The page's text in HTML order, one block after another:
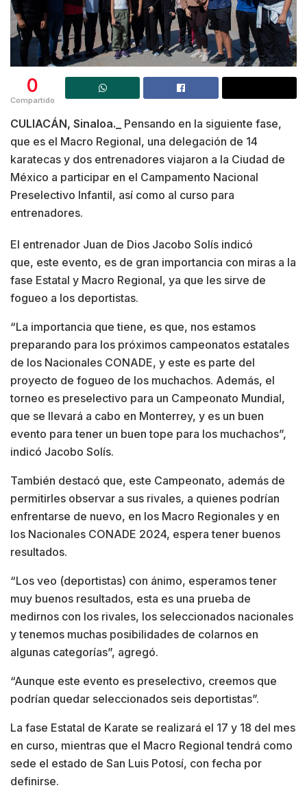
0
Compartido
CULIACÁN, Sinaloa._
Pensando en la siguiente fase,
que es el Macro Regional, una delegación de 14
karatecas y dos entrenadores viajaron a la Ciudad de
México a participar en el Campamento Nacional
Preselectivo Infantil, así como al curso para
entrenadores.
El entrenador Juan de Dios Jacobo Solís indicó
que, este evento, es de gran importancia con miras a la
fase Estatal y Macro Regional, ya que les sirve de
fogueo a los deportistas.
“La importancia que tiene, es que, nos estamos
preparando para los próximos campeonatos estatales
de los Nacionales CONADE, y este es parte del
proyecto de fogueo de los muchachos. Además, el
torneo es preselectivo para un Campeonato Mundial,
que se llevará a cabo en Monterrey, y es un buen
evento para tener un buen tope para los muchachos”,
indicó Jacobo Solís.
También destacó que, este Campeonato, además de
permitirles observar a sus rivales, a quienes podrían
enfrentarse de nuevo, en los Macro Regionales y en
los Nacionales CONADE 2024, espera tener buenos
resultados.
“Los veo (deportistas) con ánimo, esperamos tener
muy buenos resultados, esta es una prueba de
medirnos con los rivales, los seleccionados nacionales
y tenemos muchas posibilidades de colarnos en
algunas categorías”, agregó.
“Aunque este evento es preselectivo, creemos que
podrían quedar seleccionados seis deportistas”.
La fase Estatal de Karate se realizará el 17 y 18 del mes
en curso, mientras que el Macro Regional tendrá como
sede el estado de San Luis Potosí, con fecha por
definirse.